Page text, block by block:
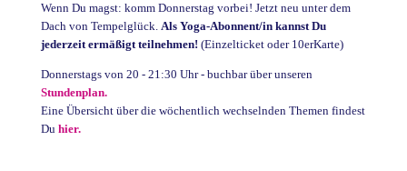
Wenn Du magst: komm Donnerstag vorbei! Jetzt neu unter dem
Dach von Tempelglück. Als Yoga-Abonnent/in kannst Du
jederzeit ermäßigt teilnehmen! (Einzelticket oder 10erKarte)
Donnerstags von 20 - 21:30 Uhr - buchbar über unseren
Stundenplan.
Eine Übersicht über die wöchentlich wechselnden Themen findest
Du hier.